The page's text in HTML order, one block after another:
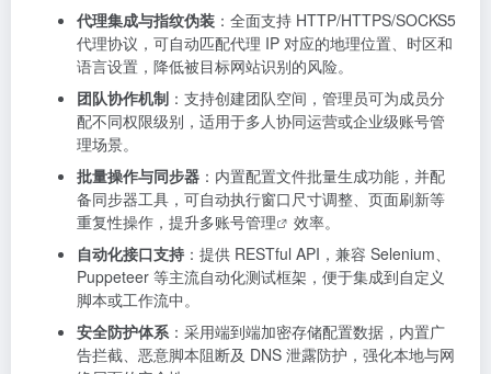
代理集成与指纹伪装 ：全面支持 HTTP/HTTPS/SOCKS5
代理协议，可自动匹配代理 IP 对应的地理位置、时区和
语言设置，降低被目标网站识别的风险。
团队协作机制 ：支持创建团队空间，管理员可为成员分
配不同权限级别，适用于多人协同运营或企业级账号管
理场景。
批量操作与同步器 ：内置配置文件批量生成功能，并配
备同步器工具，可自动执行窗口尺寸调整、页面刷新等
重复性操作，提升多账号管理
效率。
自动化接口支持 ：提供 RESTful API，兼容 Selenium、
Puppeteer 等主流自动化测试框架，便于集成到自定义
脚本或工作流中。
安全防护体系：采用端到端加密存储配置数据，内置广
告拦截、恶意脚本阻断及 DNS 泄露防护，强化本地与网